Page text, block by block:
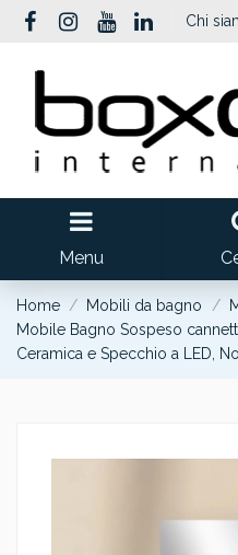
Chi
Menu
Home Mobili da bagno
Mobile Bagno Sospeso
Ceramica e Specchio a LED,